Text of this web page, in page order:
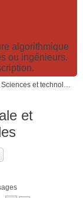
algorithmique
ou ingénieurs.
Sciences et technologies
et